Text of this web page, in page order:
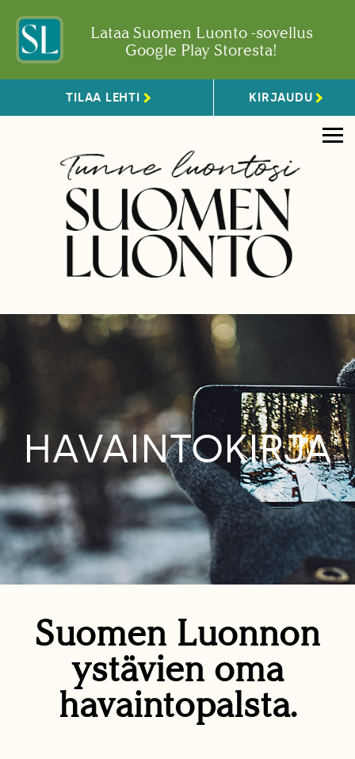
Lataa Suomen Luonto -sovellus
Google Play Storesta!
TILAA LEHTI KIRJAUDU
HAVAINTOKIRJA
Suomen Luonnon
ystävien oma
havaintopalsta.